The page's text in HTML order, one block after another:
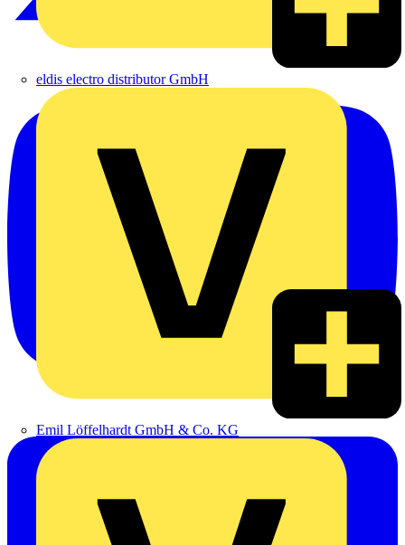
eldis electro distributor GmbH
Emil Löffelhardt GmbH & Co. KG